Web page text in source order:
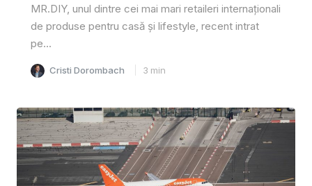
MR.DIY, unul dintre cei mai mari retaileri internaționali
de produse pentru casă și lifestyle, recent intrat
pe...
Cristi Dorombach 3 min